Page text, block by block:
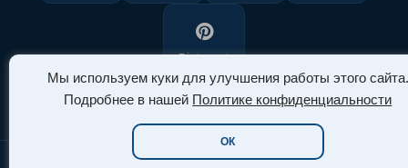
Мы используем куки для улучшения работы этого сайта.
Подробнее в нашей Политике конфиденциальности
ОК
Pinterest